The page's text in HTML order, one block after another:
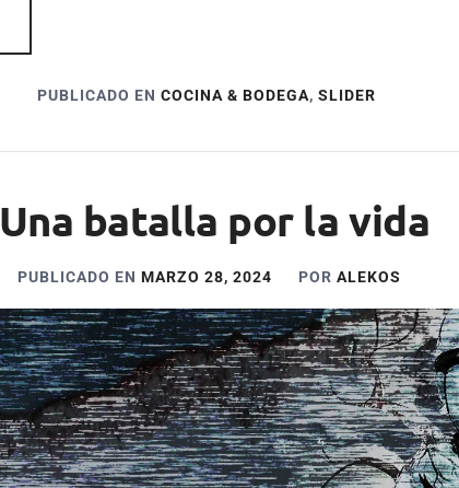
PUBLICADO EN COCINA & BODEGA, SLIDER
Una batalla por la vida
PUBLICADO EN MARZO 28, 2024 POR ALEKOS